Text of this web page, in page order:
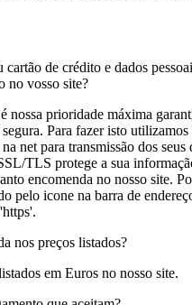
de crédito e dados
no vosso site?
nossa prioridade máxima
Para fazer isto
net para transmissão dos seus
TLS protege a sua
encomenda no nosso site.
pelo icone na barra de
nos preços listados?
em Euros no nosso site.